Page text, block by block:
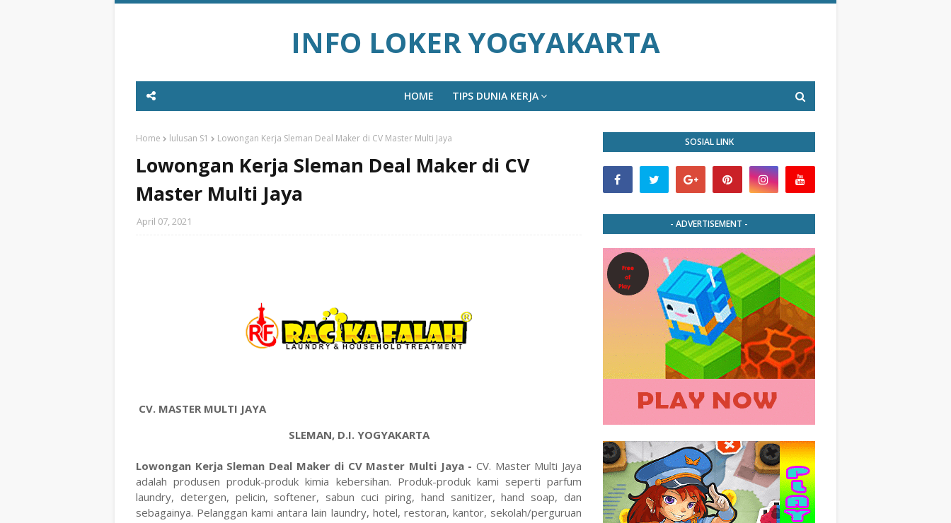
INFO LOKER YOGYAKARTA
HOME TIPS DUNIA KERJA
Home lulusan S1 Lowongan Kerja Sleman Deal Maker di CV Master Multi Jaya
Lowongan Kerja Sleman Deal Maker di CV
Master Multi Jaya
April 07, 2021
CV. MASTER MULTI JAYA
SLEMAN, D.I. YOGYAKARTA
Lowongan Kerja Sleman Deal Maker di CV Master Multi Jaya -CV. Master Multi Jaya
adalah produsen produk-produk kimia kebersihan. Produk-produk kami seperti parfum
laundry, detergen, pelicin, softener, sabun cuci piring, hand sanitizer, hand soap, dan
sebagainya. Pelanggan kami antara lain laundry, hotel, restoran, kantor, sekolah/perguruan
SOSIAL LINK
- ADVERTISEMENT -